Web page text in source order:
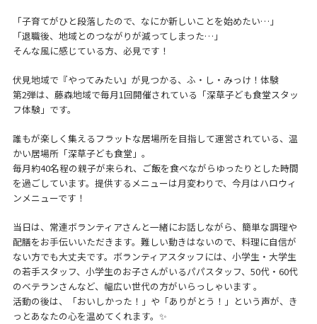
「子育てがひと段落したので、なにか新しいことを始めたい…」
「退職後、地域とのつながりが減ってしまった…」
そんな風に感じている方、必見です！
伏見地域で『やってみたい』が見つかる、ふ・し・みっけ！体験
第2弾は、藤森地域で毎月1回開催されている「深草子ども食堂スタッ
フ体験」です。
誰もが楽しく集えるフラットな居場所を目指して運営されている、温
かい居場所「深草子ども食堂」。
毎月約40名程の親子が来られ、ご飯を食べながらゆったりとした時間
を過ごしています。提供するメニューは月変わりで、今月はハロウィ
ンメニューです！
当日は、常連ボランティアさんと一緒にお話しながら、簡単な調理や
配膳をお手伝いいただきます。難しい動きはないので、料理に自信が
ない方でも大丈夫です。ボランティアスタッフには、小学生・大学生
の若手スタッフ、小学生のお子さんがいるパパスタッフ、50代・60代
のベテランさんなど、幅広い世代の方がいらっしゃいます 。
活動の後は、「おいしかった！」や「ありがとう！」という声が、き
っとあなたの心を温めてくれます。✨